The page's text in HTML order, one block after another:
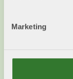
Marketing